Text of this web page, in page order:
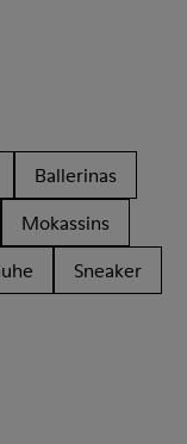
Ballerinas
Mokassins
Sneaker